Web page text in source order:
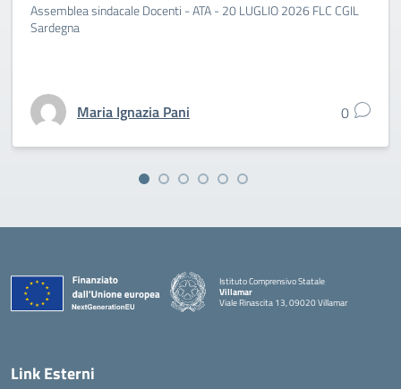
Assemblea sindacale Docenti - ATA - 20 LUGLIO 2026 FLC CGIL
Sardegna
Maria Ignazia Pani 0
Istituto Comprensivo Statale
Villamar
Viale Rinascita 13, 09020 Villamar
Link Esterni